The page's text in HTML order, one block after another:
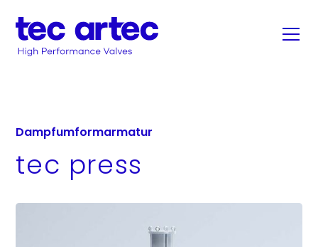
Dampfumformarmatur
tec press